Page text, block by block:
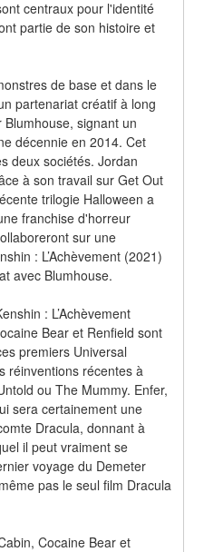
centraux pour l'identité
partie de son histoire et
de base et dans le
partenariat créatif à long
signant un
décennie en 2014. Cet
deux sociétés. Jordan
à son travail sur Get Out
trilogie Halloween a
franchise d'horreur
sur une
: L’Achèvement (2021)
avec Blumhouse.
: L’Achèvement
Bear et Renfield sont
premiers Universal
réinventions récentes à
ou The Mummy. Enfer,
sera certainement une
Dracula, donnant à
il peut vraiment se
voyage du Demeter
pas le seul film Dracula
Cocaine Bear et